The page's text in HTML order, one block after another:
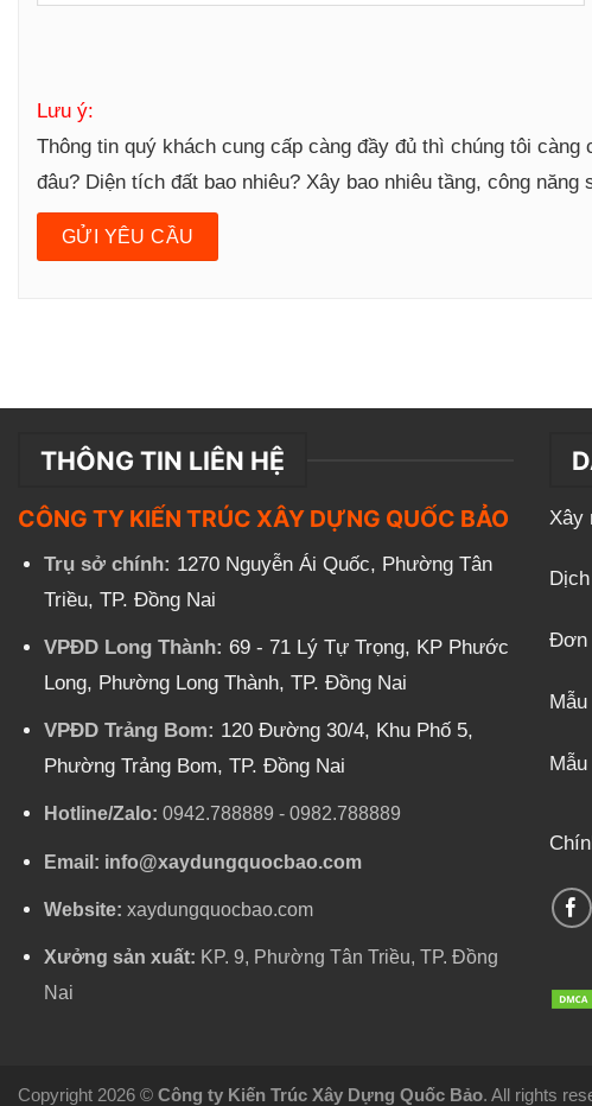
Lưu ý:
Thông tin quý khách cung cấp càng đầy đủ thì chúng tôi
đâu? Diện tích đất bao nhiêu? Xây bao nhiêu tầng, công năng
THÔNG TIN LIÊN HỆ
CÔNG TY KIẾN TRÚC XÂY DỰNG QUỐC BẢO
Trụ sở chính: 1270 Nguyễn Ái Quốc, Phường Tân
Triều, TP. Đồng Nai
VPĐD Long Thành: 69 - 71 Lý Tự Trọng, KP Phước
Long, Phường Long Thành, TP. Đồng Nai
VPĐD Trảng Bom: 120 Đường 30/4, Khu Phố 5,
Phường Trảng Bom, TP. Đồng Nai
Hotline/Zalo: 0942.788889 - 0982.788889
Email: info@xaydungquocbao.com
Website: xaydungquocbao.com
Xưởng sản xuất: KP. 9, Phường Tân Triều, TP. Đồng
Nai
Xây
Đơn
Copyright 2026 © Công ty Kiến Trúc Xây Dựng Quốc Bảo. All rights